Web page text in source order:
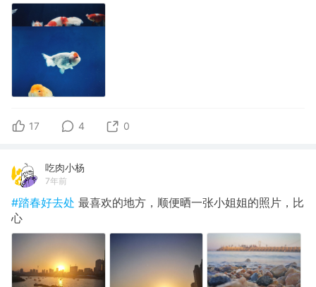
17 4 0
吃肉小杨
7年前
#踏春好去处 最喜欢的地方，顺便晒一张小姐姐的照片，比
心